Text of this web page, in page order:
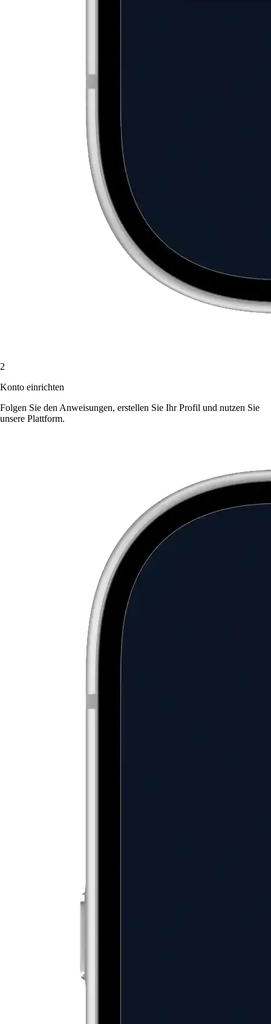
2
Konto einrichten
Folgen Sie den Anweisungen, erstellen Sie Ihr Profil und nutzen Sie
unsere Plattform.